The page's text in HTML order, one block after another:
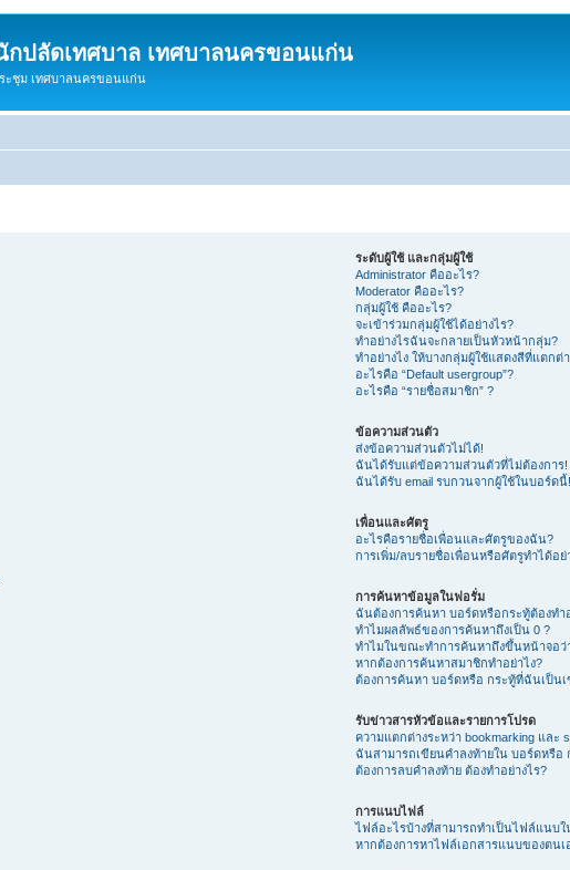
กปลัดเทศบาล เทศบาลนครขอนแก่น
ะชุม เทศบาลนครขอนแก่น
ระดับผู้ใช้ และกลุ่มผู้ใช้
Administrator คืออะไร?
Moderator คืออะไร?
กลุ่มผู้ใช้ คืออะไร?
จะเข้าร่วมกลุ่มผู้ใช้ได้อย่างไร?
ทำอย่างไรฉันจะกลายเป็นหัวหน้ากลุ่ม?
ทำอย่างไง ให้บางกลุ่มผู้ใช้แสดงสีที่แตกต่
อะไรคือ “Default usergroup”?
อะไรคือ “รายชื่อสมาชิก” ?
ข้อความส่วนตัว
ส่งข้อความส่วนตัวไม่ได้!
ฉันได้รับแต่ข้อความส่วนตัวที่ไม่ต้องการ!
ฉันได้รับ email รบกวนจากผู้ใช้ในบอร์ดนี้!
เพื่อนและศัตรู
อะไรคือรายชื่อเพื่อนและศัตรูของฉัน?
การเพิ่ม/ลบรายชื่อเพื่อนหรือศัตรูทำได้อย่
การค้นหาข้อมูลในฟอรั่ม
ฉันต้องการค้นหา บอร์ดหรือกระทู้ต้องทำ
ทำไมผลลัพธ์ของการค้นหาถึงเป็น 0 ?
ทำไมในขณะทำการค้นหาถึงขึ้นหน้าจอว่
หากต้องการค้นหาสมาชิกทำอย่าไง?
ต้องการค้นหา บอร์ดหรือ กระทู้ที่ฉันเป็นเ
รับข่าวสารหัวข้อและรายการโปรด
ความแตกต่างระหว่า bookmarking และ
ฉันสามารถเขียนคำลงท้ายใน บอร์ดหรือ
ต้องการลบคำลงท้าย ต้องทำอย่างไร?
การแนบไฟล์
ไฟล์อะไรบ้างที่สามารถทำเป็นไฟล์แนบ
หากต้องการหาไฟล์เอกสารแนบของตนเ